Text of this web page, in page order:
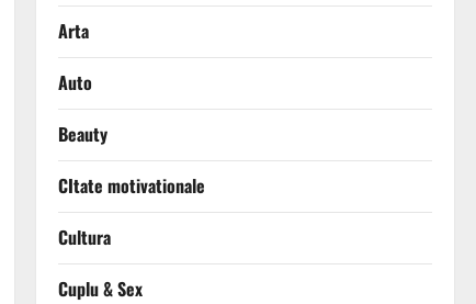
Arta
Auto
Beauty
CItate motivationale
Cultura
Cuplu & Sex